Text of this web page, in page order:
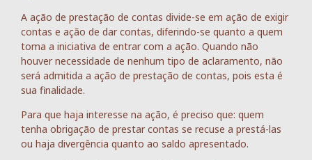
A ação de prestação de contas divide-se em ação de exigir
contas e ação de dar contas, diferindo-se quanto a quem
toma a iniciativa de entrar com a ação. Quando não
houver necessidade de nenhum tipo de aclaramento, não
será admitida a ação de prestação de contas, pois esta é
sua finalidade.
Para que haja interesse na ação, é preciso que: quem
tenha obrigação de prestar contas se recuse a prestá-las
ou haja divergência quanto ao saldo apresentado.